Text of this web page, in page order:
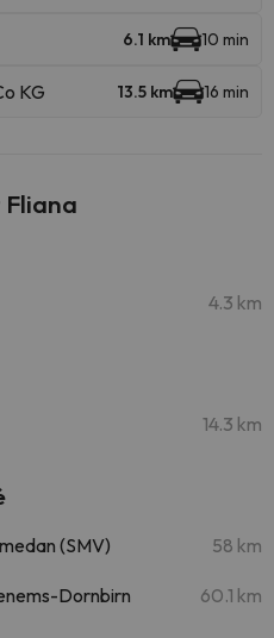
6.1 km 10 min
KG 13.5 km 16 min
Fliana
4.3 km
14.3 km
(SMV) 58 km
Dornbirn
60.1 km